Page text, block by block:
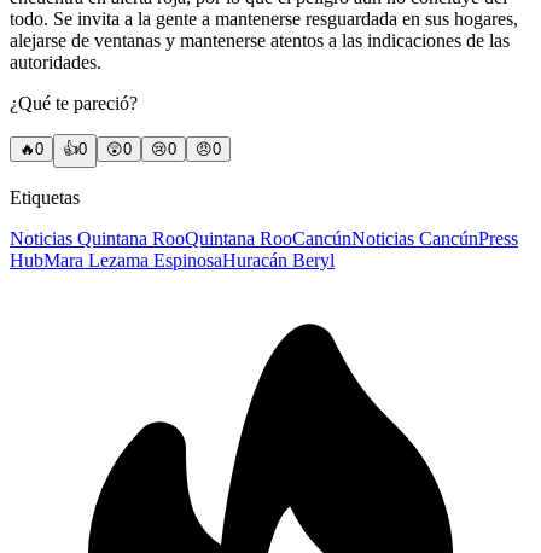
todo. Se invita a la gente a mantenerse resguardada en sus hogares,
alejarse de ventanas y mantenerse atentos a las indicaciones de las
autoridades.
¿Qué te pareció?
🔥0 👍0 😲0 😢0 😠0
Etiquetas
Noticias Quintana RooQuintana RooCancúnNoticias CancúnPress
HubMara Lezama EspinosaHuracán Beryl